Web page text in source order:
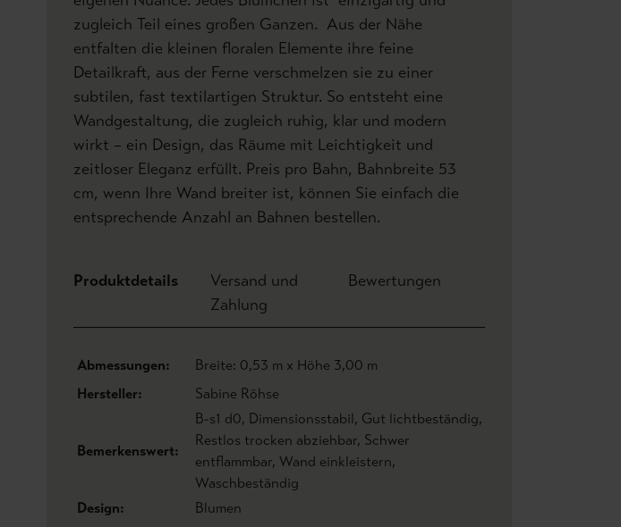
zugleich Teil eines großen Ganzen. Aus der Nähe
entfalten die kleinen floralen Elemente ihre feine
Detailkraft, aus der Ferne verschmelzen sie zu einer
subtilen, fast textilartigen Struktur. So entsteht eine
Wandgestaltung, die zugleich ruhig, klar und modern
wirkt – ein Design, das Räume mit Leichtigkeit und
zeitloser Eleganz erfüllt. Preis pro Bahn, Bahnbreite 53
cm, wenn Ihre Wand breiter ist, können Sie einfach die
entsprechende Anzahl an Bahnen bestellen.
Produktdetails
Versand und
Zahlung
Bewertungen
Abmessungen:
Breite: 0,53 m x Höhe 3,00 m
Hersteller:
Sabine Röhse
Bemerkenswert:
B-s1 d0, Dimensionsstabil, Gut lichtbeständig,
Restlos trocken abziehbar, Schwer
entflammbar, Wand einkleistern,
Waschbeständig
Design:
Blumen